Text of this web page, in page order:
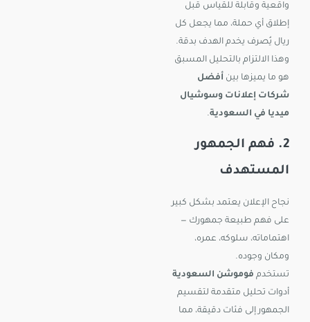
واقعية وقابلة للقياس قبل
إطلاق أي حملة، مما يجعل كل
ريال يُصرف يخدم الهدف بدقة.
وهذا الالتزام بالتحليل المسبق
هو ما يميزها بين أفضل
شركات إعلانات وسوشيال
ميديا في السعودية.
2. فهم الجمهور
المستهدف
نجاح الإعلان يعتمد بشكل كبير
على فهم طبيعة جمهورك —
اهتماماته، سلوكه، عمره،
ومكان وجوده.
تستخدم فوموشن السعودية
أدوات تحليل متقدمة لتقسيم
الجمهور إلى فئات دقيقة، مما